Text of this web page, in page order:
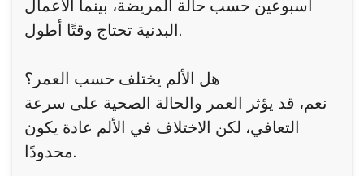
أسبوعين حسب حالة المريضة، بينما الأعمال
البدنية تحتاج وقتًا أطول.
هل الألم يختلف حسب العمر؟
نعم، قد يؤثر العمر والحالة الصحية على سرعة
التعافي، لكن الاختلاف في الألم عادة يكون
محدودًا.